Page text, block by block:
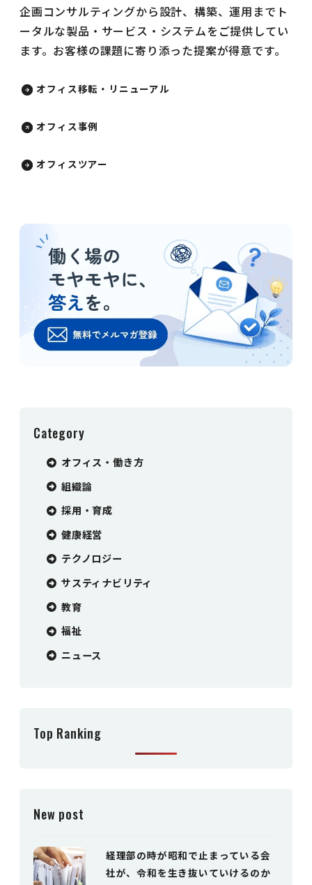
企画コンサルティングから設計、構築、運用までト
ータルな製品・サービス・システムをご提供してい
ます。お客様の課題に寄り添った提案が得意です。
オフィス移転・リニューアル
オフィス事例
オフィスツアー
Category
オフィス・働き方
組織論
採用・育成
健康経営
テクノロジー
サスティナビリティ
教育
福祉
ニュース
Top Ranking
New post
経理部の時が昭和で止まっている会
社が、令和を生き抜いていけるのか